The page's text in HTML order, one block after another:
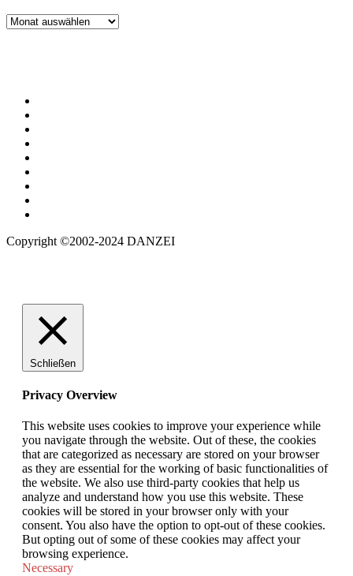
Archiv
Copyright ©2002-2024 DANZEI
Schließen
Privacy Overview
This website uses cookies to improve your experience while
you navigate through the website. Out of these, the cookies
that are categorized as necessary are stored on your browser
as they are essential for the working of basic functionalities of
the website. We also use third-party cookies that help us
analyze and understand how you use this website. These
cookies will be stored in your browser only with your
consent. You also have the option to opt-out of these cookies.
But opting out of some of these cookies may affect your
browsing experience.
Necessary